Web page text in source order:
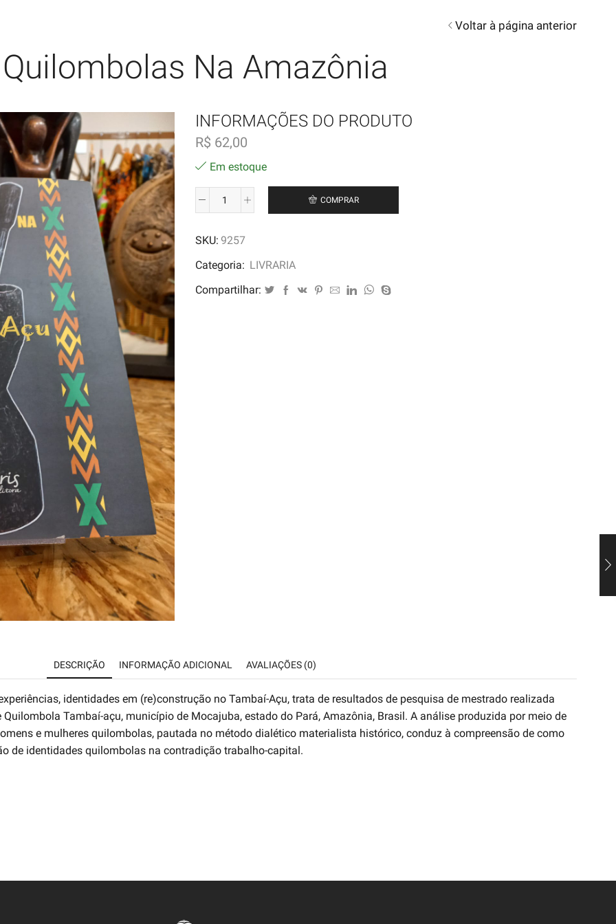
Na Amazônia
Voltar à página anterior
INFORMAÇÕES DO PRODUTO
R$ 62,00
Em estoque
na
Amazônia
COMPRAR
SKU: 9257
Categoria: LIVRARIA
Compartilhar:
DESCRIÇÃO INFORMAÇÃO ADICIONAL AVALIAÇÕES (0)
identidades em (re)construção no Tambaí-Açu, trata de resultados de pesquisa de mestrado realizada
Tambaí-açu, município de Mocajuba, estado do Pará, Amazônia, Brasil. A análise produzida por meio de
e mulheres quilombolas, pautada no método dialético materialista histórico, conduz à compreensão de como
de identidades quilombolas na contradição trabalho-capital.